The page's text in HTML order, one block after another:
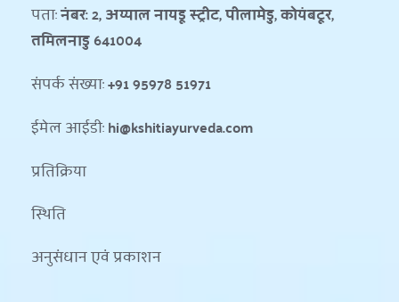
पता: नंबर: 2, अय्याल नायडू स्ट्रीट, पीलामेडु, कोयंबटूर,
तमिलनाडु 641004
संपर्क संख्या: +91 95978 51971
ईमेल आईडी: hi@kshitiayurveda.com
प्रतिक्रिया
स्थिति
अनुसंधान एवं प्रकाशन